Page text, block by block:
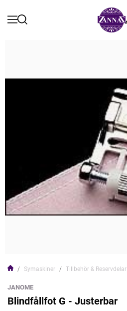
Symaskiner Tillbehör & Reservdelar
JANOME
Blindfållfot G - Justerbar